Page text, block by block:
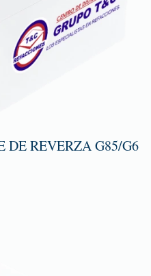
DE REVERZA G85/G6